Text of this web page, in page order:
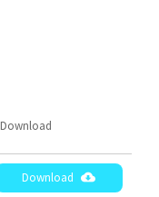
Download
Download